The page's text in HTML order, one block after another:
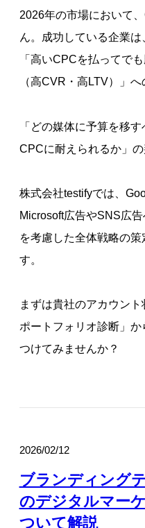
2026年の市場において
ん。成功している企業は
「高いCPCを払ってで
（高CVR・高LTV）」
「どの媒体に予算を移
CPCに耐えられるか」
株式会社testifyでは、
Microsoft広告やSNS広
を考慮した全体戦略の
す。
まずは貴社のアカウン
ポートフォリオ診断」
つけてみませんか？
2026/02/12
ブランディング
のデジタルマー
ついて解説